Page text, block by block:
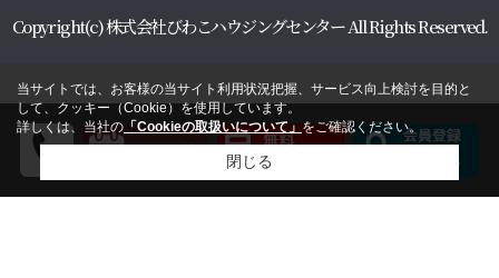
Copyright(c) 株式会社びわこハウジングセンター All Rights Reserved.
当サイトでは、お客様の当サイト利用状況把握、サービス向上検討を目的と
して、クッキー（Cookie）を使用しています。
詳しくは、当社の 「Cookieの取扱いについて」 をご確認ください。
閉じる